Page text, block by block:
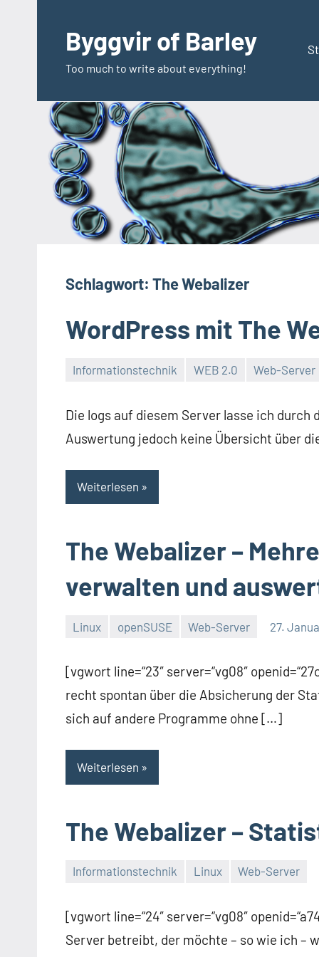
springenByggvir of Barley
Too much to write about everything!
Schlagwort: The Webalizer
WordPress mit The
Informationstechnik WEB 2.0 Web-Server
Die logs auf diesem Server lasse ich durch
Auswertung jedoch keine Übersicht über
Weiterlesen
The Webalizer –
verwalten und
Linux openSUSE Web-Server 27.
[vgwort line=“23″ server=“vg08″
recht spontan über die Absicherung der
sich auf andere Programme ohne […]
Weiterlesen
The Webalizer –
Informationstechnik Linux Web-Server
[vgwort line=“24″ server=“vg08″
Server betreibt, der möchte – so wie ich –